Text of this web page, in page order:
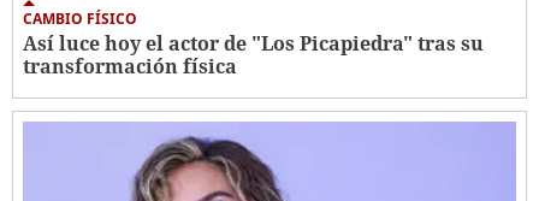
CAMBIO FÍSICO
Así luce hoy el actor de "Los Picapiedra" tras su
transformación física